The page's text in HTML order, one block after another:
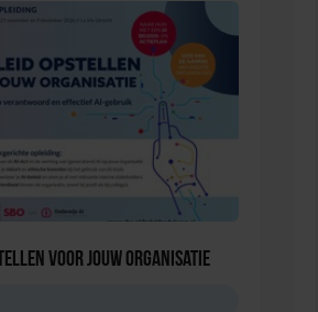
voor jouw organisatie